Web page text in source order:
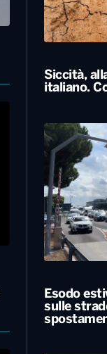
Siccità,
italiano.
Esodo
sulle